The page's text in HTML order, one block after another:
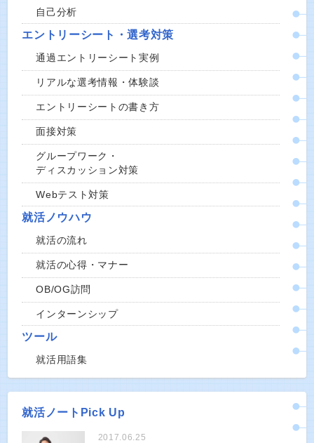
自己分析
エントリーシート・選考対策
通過エントリーシート実例
リアルな選考情報・体験談
エントリーシートの書き方
面接対策
グループワーク・
ディスカッション対策
Webテスト対策
就活ノウハウ
就活の流れ
就活の心得・マナー
OB/OG訪問
インターンシップ
ツール
就活用語集
就活ノートPick Up
2017.06.25